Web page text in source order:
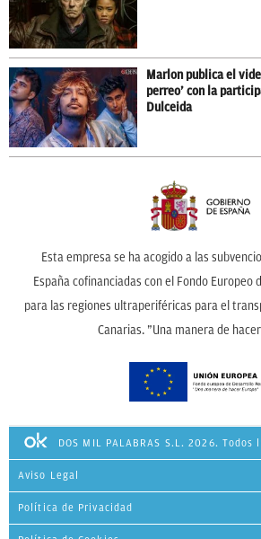
Marlon publica el
perreo’ con la
Dulceida
Esta empresa se ha acogido a las
España cofinanciadas con el Fondo Europeo
para las regiones ultraperiféricas para el
Canarias. ”Una manera de
DOS MIL PALABRAS S.L. 2026.
Aviso Legal
Política de Privacidad